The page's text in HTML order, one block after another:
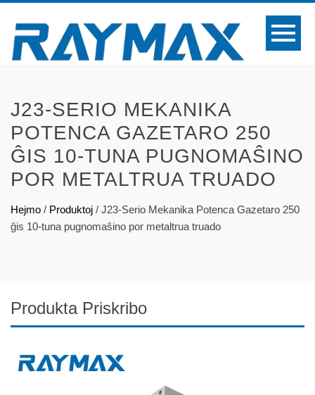
J23-SERIO MEKANIKA
POTENCA GAZETARO 250
ĜIS 10-TUNA PUGNOMAŜINO
POR METALTRUA TRUADO
Hejmo / Produktoj / J23-Serio Mekanika Potenca Gazetaro 250
ĝis 10-tuna pugnomaŝino por metaltrua truado
Produkta Priskribo